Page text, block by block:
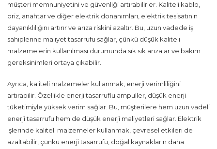
müşteri memnuniyetini ve güvenliği artırabilirler. Kaliteli kablo,
priz, anahtar ve diğer elektrik donanımları, elektrik tesisatının
dayanıklılığını artırır ve arıza riskini azaltır. Bu, uzun vadede iş
sahiplerine maliyet tasarrufu sağlar, çünkü düşük kaliteli
malzemelerin kullanılması durumunda sık sık arızalar ve bakım
gereksinimleri ortaya çıkabilir.
Ayrıca, kaliteli malzemeler kullanmak, enerji verimliliğini
artırabilir. Özellikle enerji tasarruflu ampuller, düşük enerji
tüketimiyle yüksek verim sağlar. Bu, müşterilere hem uzun vadeli
enerji tasarrufu hem de düşük enerji maliyetleri sağlar. Elektrik
işlerinde kaliteli malzemeler kullanmak, çevresel etkileri de
azaltabilir, çünkü enerji tasarrufu, doğal kaynakların daha